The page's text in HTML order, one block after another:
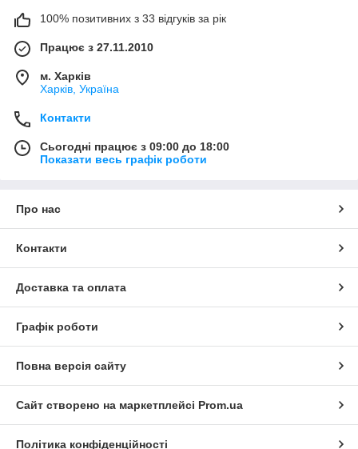
100% позитивних з 33 відгуків за рік
Працює з 27.11.2010
м. Харків
Харків, Україна
Контакти
Сьогодні працює з 09:00 до 18:00
Показати весь графік роботи
Про нас
Контакти
Доставка та оплата
Графік роботи
Повна версія сайту
Сайт створено на маркетплейсі Prom.ua
Політика конфіденційності